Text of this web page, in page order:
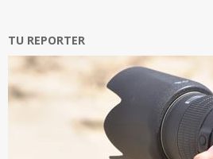
TU REPORTER